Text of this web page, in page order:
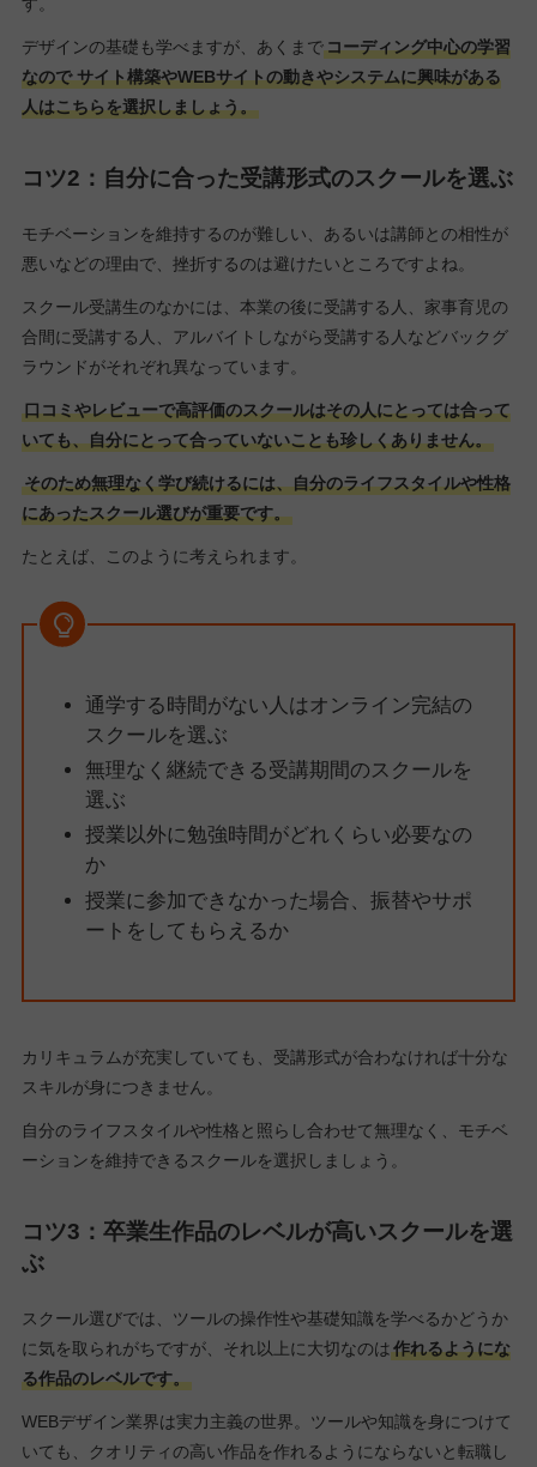
デザインの基礎も学べますが、あくまでコーディング中心の学習
なので サイト構築やWEBサイトの動きやシステムに興味がある
人はこちらを選択しましょう。
コツ2： 自分に合った受講形式のスクールを選ぶ
モチベーションを維持するのが難しい、あるいは講師との相性が
悪いなどの理由で、挫折するのは避けたいところですよね。
スクール受講生のなかには、本業の後に受講する人、家事育児の
合間に受講する人、アルバイトしながら受講する人などバックグ
ラウンドがそれぞれ異なっています。
口コミやレビューで高評価のスクールはその人にとっては合って
いても、自分にとって合っていないことも珍しくありません。
そのため無理なく学び続けるには、自分のライフスタイルや性格
にあったスクール選びが重要です。
たとえば、このように考えられます。
通学する時間がない人はオンライン完結の
スクールを選ぶ
無理なく継続できる受講期間のスクールを
選ぶ
授業以外に勉強時間がどれくらい必要なの
か
授業に参加できなかった場合、振替やサポ
ートをしてもらえるか
カリキュラムが充実していても、受講形式が合わなければ十分な
スキルが身につきません。
自分のライフスタイルや性格と照らし合わせて無理なく、モチベ
ーションを維持できるスクールを選択しましょう。
コツ3： 卒業生作品のレベルが高いスクールを選
ぶ
スクール選びでは、ツールの操作性や基礎知識を学べるかどうか
に気を取られがちですが、それ以上に大切なのは作れるようにな
る作品のレベルです。
WEBデザイン業界は実力主義の世界。ツールや知識を身につけて
いても、クオリティの高い作品を作れるようにならないと転職し